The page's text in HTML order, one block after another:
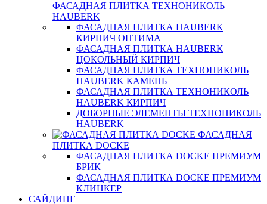
ФАСАДНАЯ ПЛИТКА ТЕХНОНИКОЛЬ
HAUBERK
ФАСАДНАЯ ПЛИТКА HAUBERK
КИРПИЧ ОПТИМА
ФАСАДНАЯ ПЛИТКА HAUBERK
ЦОКОЛЬНЫЙ КИРПИЧ
ФАСАДНАЯ ПЛИТКА ТЕХНОНИКОЛЬ
HAUBERK КАМЕНЬ
ФАСАДНАЯ ПЛИТКА ТЕХНОНИКОЛЬ
HAUBERK КИРПИЧ
ДОБОРНЫЕ ЭЛЕМЕНТЫ ТЕХНОНИКОЛЬ
HAUBERK
ФАСАДНАЯ
ПЛИТКА DOCKE
ФАСАДНАЯ ПЛИТКА DOCKE ПРЕМИУМ
БРИК
ФАСАДНАЯ ПЛИТКА DOCKE ПРЕМИУМ
КЛИНКЕР
САЙДИНГ